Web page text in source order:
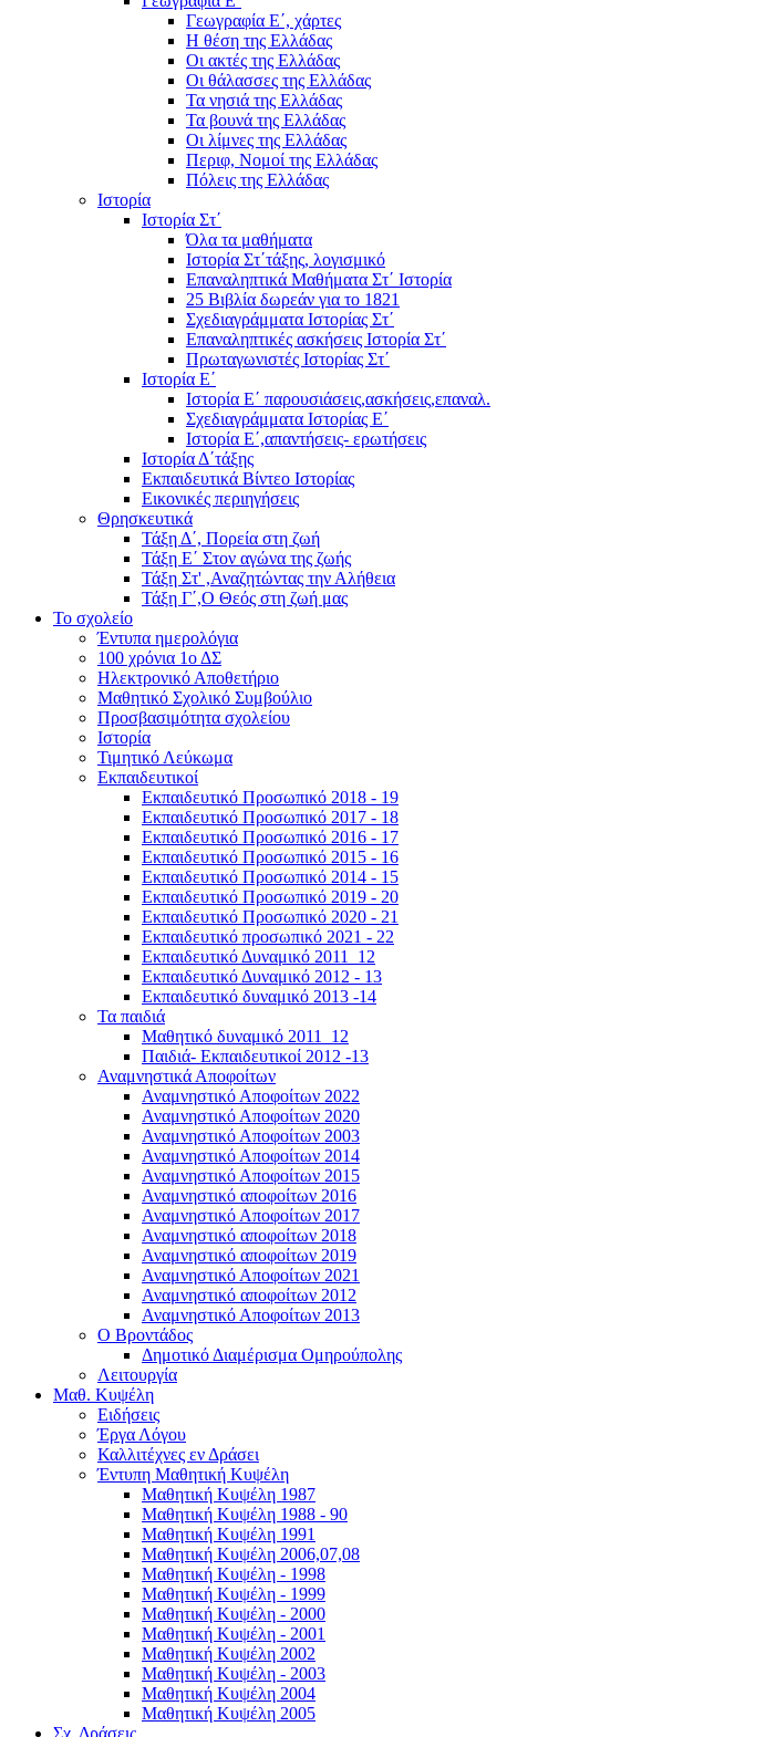
Γεωγραφία Ε΄, χάρτες
Η θέση της Ελλάδας
Οι ακτές της Ελλάδας
Οι θάλασσες της Ελλάδας
Τα νησιά της Ελλάδας
Τα βουνά της Ελλάδας
Οι λίμνες της Ελλάδας
Περιφ, Νομοί της Ελλάδας
Πόλεις της Ελλάδας
Ιστορία
Ιστορία Στ΄
Όλα τα μαθήματα
Ιστορία Στ΄τάξης, λογισμικό
Επαναληπτικά Μαθήματα Στ΄ Ιστορία
25 Βιβλία δωρεάν για το 1821
Σχεδιαγράμματα Ιστορίας Στ΄
Επαναληπτικές ασκήσεις Ιστορία Στ΄
Πρωταγωνιστές Ιστορίας Στ΄
Ιστορία Ε΄
Ιστορία Ε΄ παρουσιάσεις,ασκήσεις,επαναλ.
Σχεδιαγράμματα Ιστορίας Ε΄
Ιστορία Ε΄,απαντήσεις- ερωτήσεις
Ιστορία Δ΄τάξης
Εκπαιδευτικά Βίντεο Ιστορίας
Εικονικές περιηγήσεις
Θρησκευτικά
Τάξη Δ΄, Πορεία στη ζωή
Τάξη Ε΄ Στον αγώνα της ζωής
Τάξη Στ' ,Αναζητώντας την Αλήθεια
Τάξη Γ΄,Ο Θεός στη ζωή μας
Το σχολείο
Έντυπα ημερολόγια
100 χρόνια 1ο ΔΣ
Ηλεκτρονικό Αποθετήριο
Μαθητικό Σχολικό Συμβούλιο
Προσβασιμότητα σχολείου
Ιστορία
Τιμητικό Λεύκωμα
Εκπαιδευτικοί
Εκπαιδευτικό Προσωπικό 2018 - 19
Εκπαιδευτικό Προσωπικό 2017 - 18
Εκπαιδευτικό Προσωπικό 2016 - 17
Εκπαιδευτικό Προσωπικό 2015 - 16
Εκπαιδευτικό Προσωπικό 2014 - 15
Εκπαιδευτικό Προσωπικό 2019 - 20
Εκπαιδευτικό Προσωπικό 2020 - 21
Εκπαιδευτικό προσωπικό 2021 - 22
Εκπαιδευτικό Δυναμικό 2011_12
Εκπαιδευτικό Δυναμικό 2012 - 13
Εκπαιδευτικό δυναμικό 2013 -14
Τα παιδιά
Μαθητικό δυναμικό 2011_12
Παιδιά- Εκπαιδευτικοί 2012 -13
Αναμνηστικά Αποφοίτων
Αναμνηστικό Αποφοίτων 2022
Αναμνηστικό Αποφοίτων 2020
Αναμνηστικό Αποφοίτων 2003
Αναμνηστικό Αποφοίτων 2014
Αναμνηστικό Αποφοίτων 2015
Αναμνηστικό αποφοίτων 2016
Αναμνηστικό Αποφοίτων 2017
Αναμνηστικό αποφοίτων 2018
Αναμνηστικό αποφοίτων 2019
Αναμνηστικό Αποφοίτων 2021
Αναμνηστικό αποφοίτων 2012
Αναμνηστικό Αποφοίτων 2013
Ο Βροντάδος
Δημοτικό Διαμέρισμα Ομηρούπολης
Λειτουργία
Μαθ. Κυψέλη
Ειδήσεις
Έργα Λόγου
Καλλιτέχνες εν Δράσει
Έντυπη Μαθητική Κυψέλη
Μαθητική Κυψέλη 1987
Μαθητική Κυψέλη 1988 - 90
Μαθητική Κυψέλη 1991
Μαθητική Κυψέλη 2006,07,08
Μαθητική Κυψέλη - 1998
Μαθητική Κυψέλη - 1999
Μαθητική Κυψέλη - 2000
Μαθητική Κυψέλη - 2001
Μαθητική Κυψέλη 2002
Μαθητική Κυψέλη - 2003
Μαθητική Κυψέλη 2004
Μαθητική Κυψέλη 2005
Σχ. Δράσεις